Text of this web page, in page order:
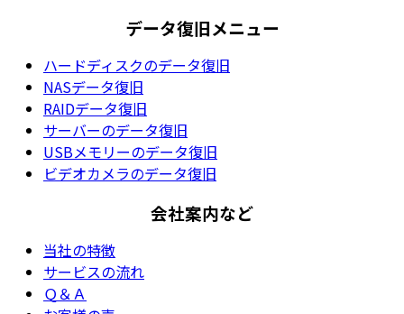
データ復旧メニュー
ハードディスクのデータ復旧
NASデータ復旧
RAIDデータ復旧
サーバーのデータ復旧
USBメモリーのデータ復旧
ビデオカメラのデータ復旧
会社案内など
当社の特徴
サービスの流れ
Ｑ＆Ａ